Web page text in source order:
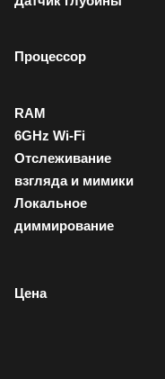
Процессор
RAM
6GHz Wi-Fi
Отслеживание
взгляда и мимики
Локальное
диммирование
Цена